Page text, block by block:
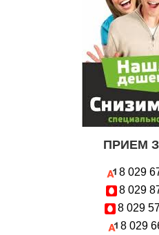
ПРИЕМ
8 029
8 029
8 029
8 029